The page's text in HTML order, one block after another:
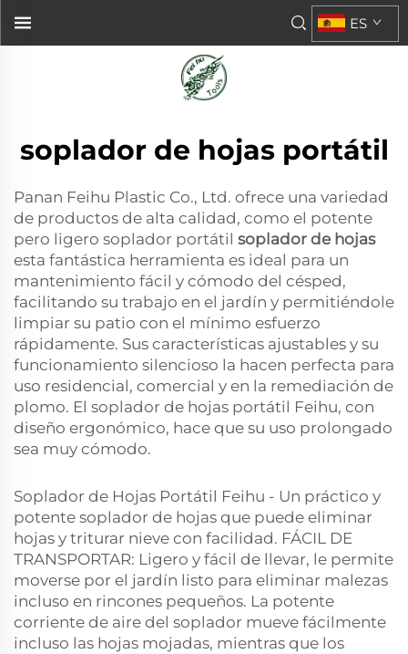
ES
soplador de hojas portátil
Panan Feihu Plastic Co., Ltd. ofrece una variedad
de productos de alta calidad, como el potente
pero ligero soplador portátil soplador de hojas
esta fantástica herramienta es ideal para un
mantenimiento fácil y cómodo del césped,
facilitando su trabajo en el jardín y permitiéndole
limpiar su patio con el mínimo esfuerzo
rápidamente. Sus características ajustables y su
funcionamiento silencioso la hacen perfecta para
uso residencial, comercial y en la remediación de
plomo. El soplador de hojas portátil Feihu, con
diseño ergonómico, hace que su uso prolongado
sea muy cómodo.
Soplador de Hojas Portátil Feihu - Un práctico y
potente soplador de hojas que puede eliminar
hojas y triturar nieve con facilidad. FÁCIL DE
TRANSPORTAR: Ligero y fácil de llevar, le permite
moverse por el jardín listo para eliminar malezas
incluso en rincones pequeños. La potente
corriente de aire del soplador mueve fácilmente
incluso las hojas mojadas, mientras que los